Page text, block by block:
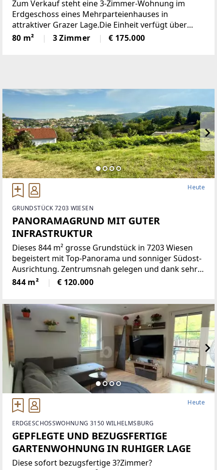
Zum Verkauf steht eine 3-Zimmer-Wohnung im
Erdgeschoss eines Mehrparteienhauses in
attraktiver Grazer Lage.Die Einheit verfügt über
rund 80 m² Wohnfläche und bietet eine gut
durchdachte Raumaufteilung. Drei helle Zimmer,
80 m² 3 Zimmer € 175.000
Heute
GRUNDSTÜCK 7203 WIESEN
PANORAMAGRUND MIT GUTER
INFRASTRUKTUR
Dieses 844 m² grosse Grundstück in 7203 Wiesen
begeistert mit Top-Panorama und sonniger Südost-
Ausrichtung. Zentrumsnah gelegen und dank sehr
guter Infrastruktur ideal für Paare und Familien, die
naturnah wohnen und dennoch kurze Wege
844 m² € 120.000
Heute
ERDGESCHOSSWOHNUNG 3150 WILHELMSBURG
GEPFLEGTE UND BEZUGSFERTIGE
GARTENWOHNUNG IN RUHIGER LAGE
Diese sofort bezugsfertige 3?Zimmer?